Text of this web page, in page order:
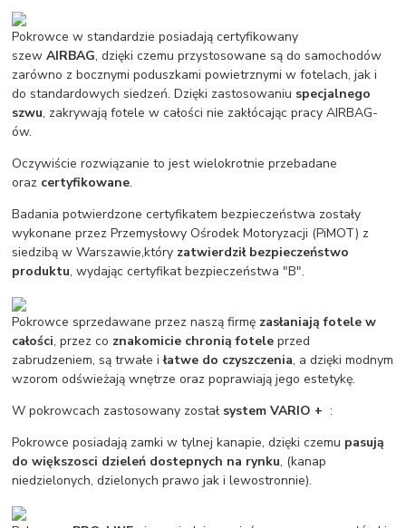
Pokrowce w standardzie posiadają certyfikowany
szew AIRBAG, dzięki czemu przystosowane są do samochodów
zarówno z bocznymi poduszkami powietrznymi w fotelach, jak i
do standardowych siedzeń. Dzięki zastosowaniu specjalnego
szwu, zakrywają fotele w całości nie zakłócając pracy AIRBAG-
ów.
Oczywiście rozwiązanie to jest wielokrotnie przebadane
oraz certyfikowane.
Badania potwierdzone certyfikatem bezpieczeństwa zostały
wykonane przez Przemysłowy Ośrodek Motoryzacji (PiMOT) z
siedzibą w Warszawie,który zatwierdził bezpieczeństwo
produktu, wydając certyfikat bezpieczeństwa "B".
Pokrowce sprzedawane przez naszą firmę zasłaniają fotele w
całości, przez co znakomicie chronią fotele przed
zabrudzeniem, są trwałe iłatwe do czyszczenia, a dzięki modnym
wzorom odświeżają wnętrze oraz poprawiają jego estetykę.
W pokrowcach zastosowany został system VARIO + :
Pokrowce posiadają zamki w tylnej kanapie, dzięki czemu pasują
do większosci dzieleń dostepnych na rynku, (kanap
niedzielonych, dzielonych prawo jak i lewostronnie).